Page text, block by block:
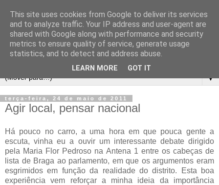
▼
terça-feira, 24 de maio de 2011
Agir local, pensar nacional
Há pouco no carro, a uma hora em que pouca gente a
escuta, vinha eu a ouvir um interessante debate dirigido
pela Maria Flor Pedroso na Antena 1 entre os cabeças de
lista de Braga ao parlamento, em que os argumentos eram
esgrimidos em função da realidade do distrito. Esta boa
experiência vem reforçar a minha ideia da importância
This site uses cookies from Google to deliver its services
and to analyze traffic. Your IP address and user-agent are
shared with Google along with performance and security
metrics to ensure quality of service, generate usage
statistics, and to detect and address abuse.
LEARN MORE GOT IT